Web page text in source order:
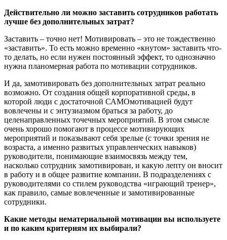
Действительно ли можно заставить сотрудников работать
лучше без дополнительных затрат?
Заставить – точно нет! Мотивировать – это не тождественно
«заставить». То есть можно временно «кнутом» заставить что-
то делать, но если нужен постоянный эффект, то однозначно
нужна планомерная работа по мотивации сотрудников.
И да, замотивировать без дополнительных затрат реально
возможно. От создания общей корпоративной среды, в
которой люди с достаточной САМОмотивацией будут
вовлечены и с энтузиазмом браться за работу, до
целенаправленных точечных мероприятий. В этом смысле
очень хорошо помогают в процессе мотивирующих
мероприятий и показывают себя зрелые (с точки зрения не
возраста, а именно развитых управленческих навыков)
руководители, понимающие взаимосвязь между тем,
насколько сотрудник замотивирован, и какую лепту он вносит
в работу и в общее развитие компании. В подразделениях с
руководителями со стилем руководства «играющий тренер»,
как правило, самые вовлеченные и замотивированные
сотрудники.
Какие методы нематериальной мотивации вы используете
и по каким критериям их выбирали?